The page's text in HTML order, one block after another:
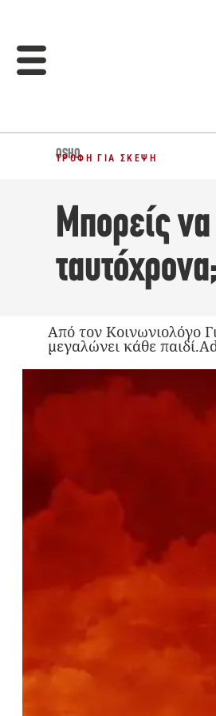
OSHO
ΤΡΟΦΉ ΓΙΑ ΣΚΈΨΗ
Μπορείς
ταυτόχρονα;
Από τον Κοινωνιολόγο
μεγαλώνει κάθε